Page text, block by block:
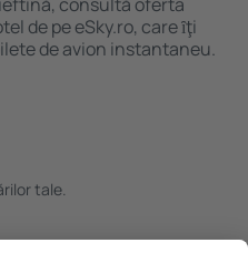
de pe eSky.ro, care ȋţi
de avion instantaneu.
tale.